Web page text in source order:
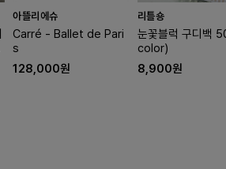
아뜰리에슈
Carré - Ballet de Pari
s
128,000원
리틀숑
눈꽃블럭 구디백
color)
8,900원